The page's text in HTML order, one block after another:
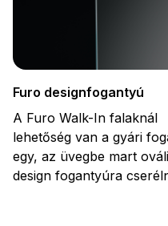
Furo designfogantyú
A Furo Walk-In falaknál
lehetőség van a gyári
egy, az üvegbe mart
design fogantyúra